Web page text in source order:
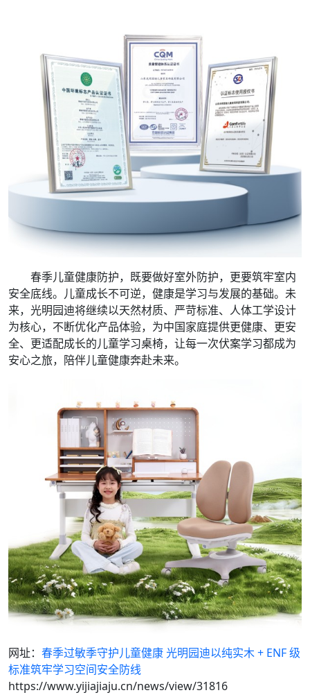
春季儿童健康防护，既要做好室外防护，更要筑牢室内
安全底线。儿童成长不可逆，健康是学习与发展的基础。未
来，光明园迪将继续以天然材质、严苛标准、人体工学设计
为核心，不断优化产品体验，为中国家庭提供更健康、更安
全、更适配成长的儿童学习桌椅，让每一次伏案学习都成为
安心之旅，陪伴儿童健康奔赴未来。
网址： 春季过敏季守护儿童健康 光明园迪以纯实木 + ENF 级
标准筑牢学习空间安全防线
https://www.yijiajiaju.cn/news/view/31816